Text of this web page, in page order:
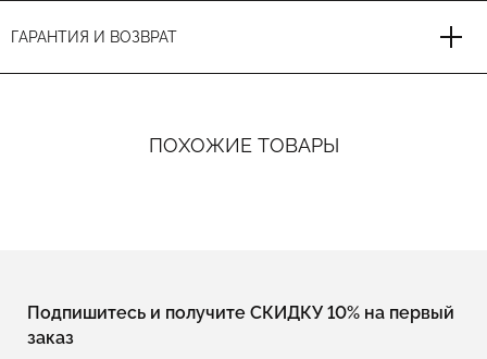
ГАРАНТИЯ И ВОЗВРАТ
ПОХОЖИЕ ТОВАРЫ
Подпишитесь и получите СКИДКУ 10% на первый
заказ